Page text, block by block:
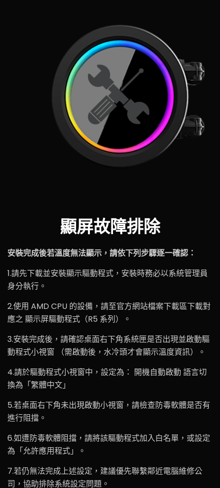
顯屏故障排除
安裝完成後若溫度無法顯示，請依下列步驟逐一確認：
1.請先下載並安裝顯示驅動程式，安裝時務必以系統管理員
身分執行。
2.使用 AMD CPU 的設備，請至官方網站檔案下載區下載對
應之 顯示屏驅動程式（R5 系列）。
3.安裝完成後，請確認桌面右下角系統匣是否出現並啟動驅
動程式小視窗 （需啟動後，水冷頭才會顯示溫度資訊）。
4.請於驅動程式小視窗中，設定為： 開機自動啟動 語言切
換為「繁體中文」
5.若桌面右下角未出現啟動小視窗，請檢查防毒軟體是否有
進行阻擋。
6.如遭防毒軟體阻擋，請將該驅動程式加入白名單，或設定
為「允許應用程式」。
7.若仍無法完成上述設定，建議優先聯繫鄰近電腦維修公
司，協助排除系統設定問題。